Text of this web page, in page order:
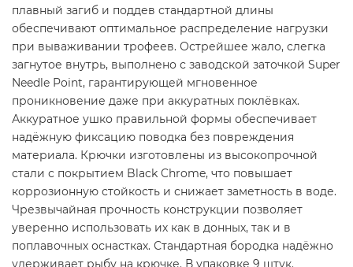
плавный загиб и поддев стандартной длины
обеспечивают оптимальное распределение нагрузки
при вываживании трофеев. Острейшее жало, слегка
загнутое внутрь, выполнено с заводской заточкой Super
Needle Point, гарантирующей мгновенное
проникновение даже при аккуратных поклёвках.
Аккуратное ушко правильной формы обеспечивает
надёжную фиксацию поводка без повреждения
материала. Крючки изготовлены из высокопрочной
стали с покрытием Black Chrome, что повышает
коррозионную стойкость и снижает заметность в воде.
Чрезвычайная прочность конструкции позволяет
уверенно использовать их как в донных, так и в
поплавочных оснастках. Стандартная бородка надёжно
удерживает рыбу на крючке. В упаковке 9 штук.